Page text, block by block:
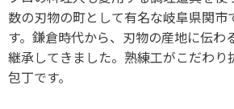
数の刃物の町として有名な岐阜県関市
す。鎌倉時代から、刃物の産地に伝わ
継承してきました。熟練工がこだわり
包丁です。